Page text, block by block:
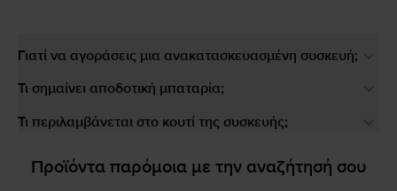
Γιατί να αγοράσεις μια ανακατασκευασμένη συσκευή;
Τι σημαίνει αποδοτική μπαταρία;
Τι περιλαμβάνεται στο κουτί της συσκευής;
Προϊόντα παρόμοια με την αναζήτησή σου